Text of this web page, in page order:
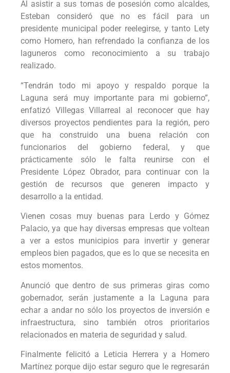
Al asistir a sus tomas de posesión como alcaldes,
Esteban consideró que no es fácil para un
presidente municipal poder reelegirse, y tanto Lety
como Homero, han refrendado la confianza de los
laguneros como reconocimiento a su trabajo
realizado.
“Tendrán todo mi apoyo y respaldo porque la
Laguna será muy importante para mi gobierno”,
enfatizó Villegas Villarreal al reconocer que hay
diversos proyectos pendientes para la región, pero
que ha construido una buena relación con
funcionarios del gobierno federal, y que
prácticamente sólo le falta reunirse con el
Presidente López Obrador, para continuar con la
gestión de recursos que generen impacto y
desarrollo a la entidad.
Vienen cosas muy buenas para Lerdo y Gómez
Palacio, ya que hay diversas empresas que voltean
a ver a estos municipios para invertir y generar
empleos bien pagados, que es lo que se necesita en
estos momentos.
Anunció que dentro de sus primeras giras como
gobernador, serán justamente a la Laguna para
echar a andar no sólo los proyectos de inversión e
infraestructura, sino también otros prioritarios
relacionados en materia de seguridad y salud.
Finalmente felicitó a Leticia Herrera y a Homero
Martínez porque dijo estar seguro que le regresarán